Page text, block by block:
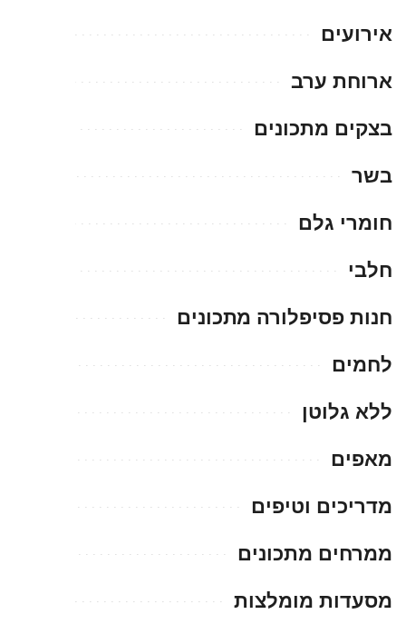
אירועים
ארוחת ערב
בצקים מתכונים
בשר
חומרי גלם
חלבי
חנות פסיפלורה מתכונים
לחמים
ללא גלוטן
מאפים
מדריכים וטיפים
ממרחים מתכונים
מסעדות מומלצות